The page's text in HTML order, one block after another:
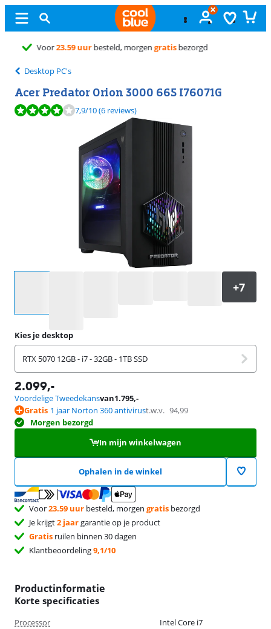
Gratisruilen
Desktop PC's
Acer Predator Orion 3000 665 I76071G
Beoordeling is 7,9 van de 10, gebaseerd op 6 reviews.
7,9/10(6 reviews)
Kies je desktop
RTX 5070 12GB - i7 - 32GB - 1TB SSD
2.099,-
Voordelige Tweedekansvan1.795,-
Gratis 1 jaar Norton 360 antivirust.w.v. 94,99
Morgen bezorgd
In mijn winkelwagen
Ophalen in de winkel
Voor23.59 uur besteld, morgen gratis bezorgd
Je krijgt2 jaargarantie op je product
Gratis ruilen binnen 30 dagen
Klantbeoordeling9,1/10
Productinformatie
Korte specificaties
Processor
Intel Core i7